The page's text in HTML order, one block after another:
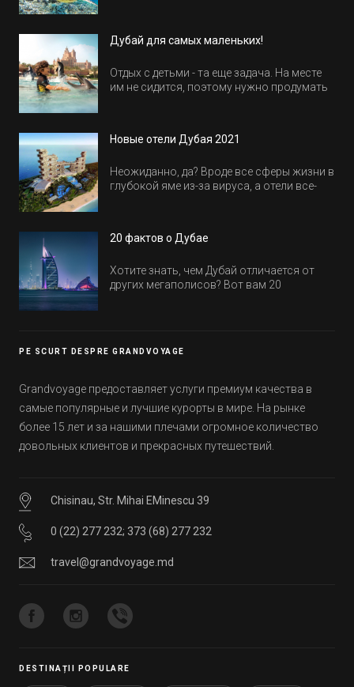
Дубай для самых маленьких!
Отдых с детьми - та еще задача. На месте
им не сидится, поэтому нужно продумать
Новые отели Дубая 2021
Неожиданно, да? Вроде все сферы жизни в
глубокой яме из-за вируса, а отели все-
обычно на первые заезды дают промо-
20 фактов о Дубае
Хотите знать, чем Дубай отличается от
других мегаполисов? Вот вам 20
PE SCURT DESPRE GRANDVOYAGE
Grandvoyage предоставляет услуги премиум качества в
самые популярные и лучшие курорты в мире. На рынке
более 15 лет и за нашими плечами огромное количество
довольных клиентов и прекрасных путешествий.
Chisinau, Str. Mihai EMinescu 39
0 (22) 277 232; 373 (68) 277 232
travel@grandvoyage.md
DESTINAȚII POPULARE